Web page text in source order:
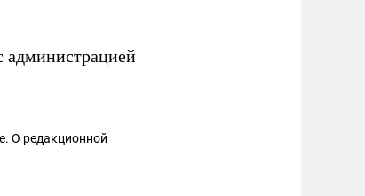
администрацией
О редакционной